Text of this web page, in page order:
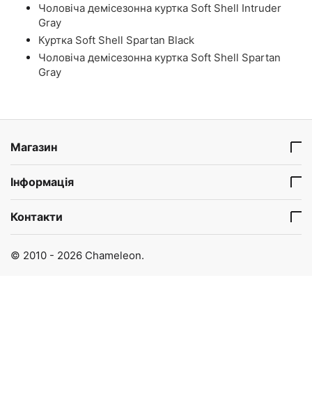
Чоловіча демісезонна куртка Soft Shell Intruder
Gray
Куртка Soft Shell Spartan Black
Чоловіча демісезонна куртка Soft Shell Spartan
Gray
Магазин
Інформація
Контакти
© 2010 - 2026 Chameleon.